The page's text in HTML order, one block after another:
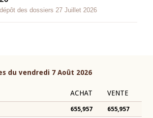
des dossiers 27 Juillet 2026
du vendredi 7 Août 2026
ACHAT VENTE
655,957 655,957